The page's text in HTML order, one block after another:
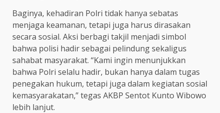
Baginya, kehadiran Polri tidak hanya sebatas
menjaga keamanan, tetapi juga harus dirasakan
secara sosial. Aksi berbagi takjil menjadi simbol
bahwa polisi hadir sebagai pelindung sekaligus
sahabat masyarakat. “Kami ingin menunjukkan
bahwa Polri selalu hadir, bukan hanya dalam tugas
penegakan hukum, tetapi juga dalam kegiatan sosial
kemasyarakatan,” tegas AKBP Sentot Kunto Wibowo
lebih lanjut.